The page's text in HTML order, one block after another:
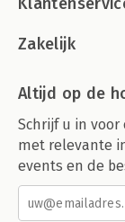
Zakelijk
Altijd op de
Schrijf u in
met relevante
events en de